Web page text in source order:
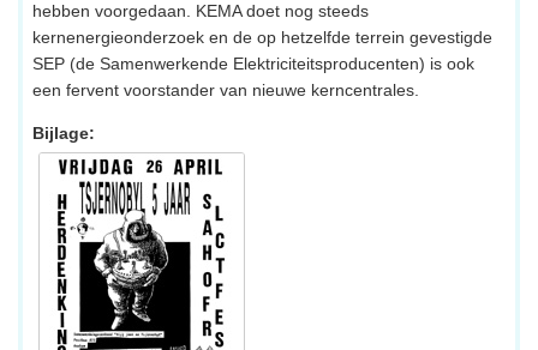
hebben voorgedaan. KEMA doet nog steeds
kernenergieonderzoek en de op hetzelfde terrein gevestigde
SEP (de Samenwerkende Elektriciteitsproducenten) is ook
een fervent voorstander van nieuwe kerncentrales.
Bijlage: